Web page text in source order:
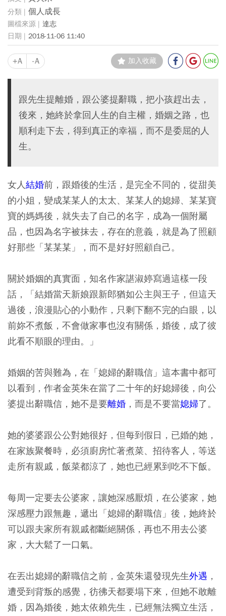
個人成長
達志
2018-11-06 11:40
+A -A 加入收藏
跟先生提離婚，跟公婆提辭職，把小孩趕出去，
後來，她終於拿回人生的自主權，婚姻之路，也
順利走下去，得到真正的幸福，而不是委屈的人
生。
女人結婚前，跟婚後的生活，是完全不同的，從甜美
的小姐，變成某某人的太太、某某人的媳婦、某某寶
寶的媽媽後，就失去了自己的名字，成為一個附屬
品，也因為名字被抹去，存在的意義，就是為了照顧
好那些「某某某」，而不是好好照顧自己。
關於婚姻的真實面，知名作家諶淑婷寫過這樣一段
話，「結婚當天新娘跟新郎猶如公主與王子，但這天
過後，浪漫貼心的小動作，只剩下翻不完的白眼，以
前妳不煮飯，不會做家事也沒有關係，婚後，成了彼
此看不順眼的理由。」
婚姻的苦與難為，在「媳婦的辭職信」這本書中都可
以看到，作者金英朱在當了二十年的好媳婦後，向公
婆提出辭職信，她不是要離婚 ，而是不要當媳婦了。
她的婆婆跟公公對她很好，但每到假日，已婚的她，
在家族聚餐時，必須廚房忙著煮菜、招待客人，等送
走所有親戚，飯菜都涼了，她也已經累到吃不下飯。
每周一定要去公婆家，讓她深感厭煩，在公婆家，她
深感壓力跟無趣，遞出「媳婦的辭職信」後，她終於
可以跟夫家所有親戚都斷絕關係，再也不用去公婆
家，大大鬆了一口氣。
在丟出媳婦的辭職信之前，金英朱還發現先生外遇 ，
遭受到背叛的感覺，彷彿天都要塌下來，但她不敢離
婚，因為婚後，她太依賴先生，已經無法獨立生活，